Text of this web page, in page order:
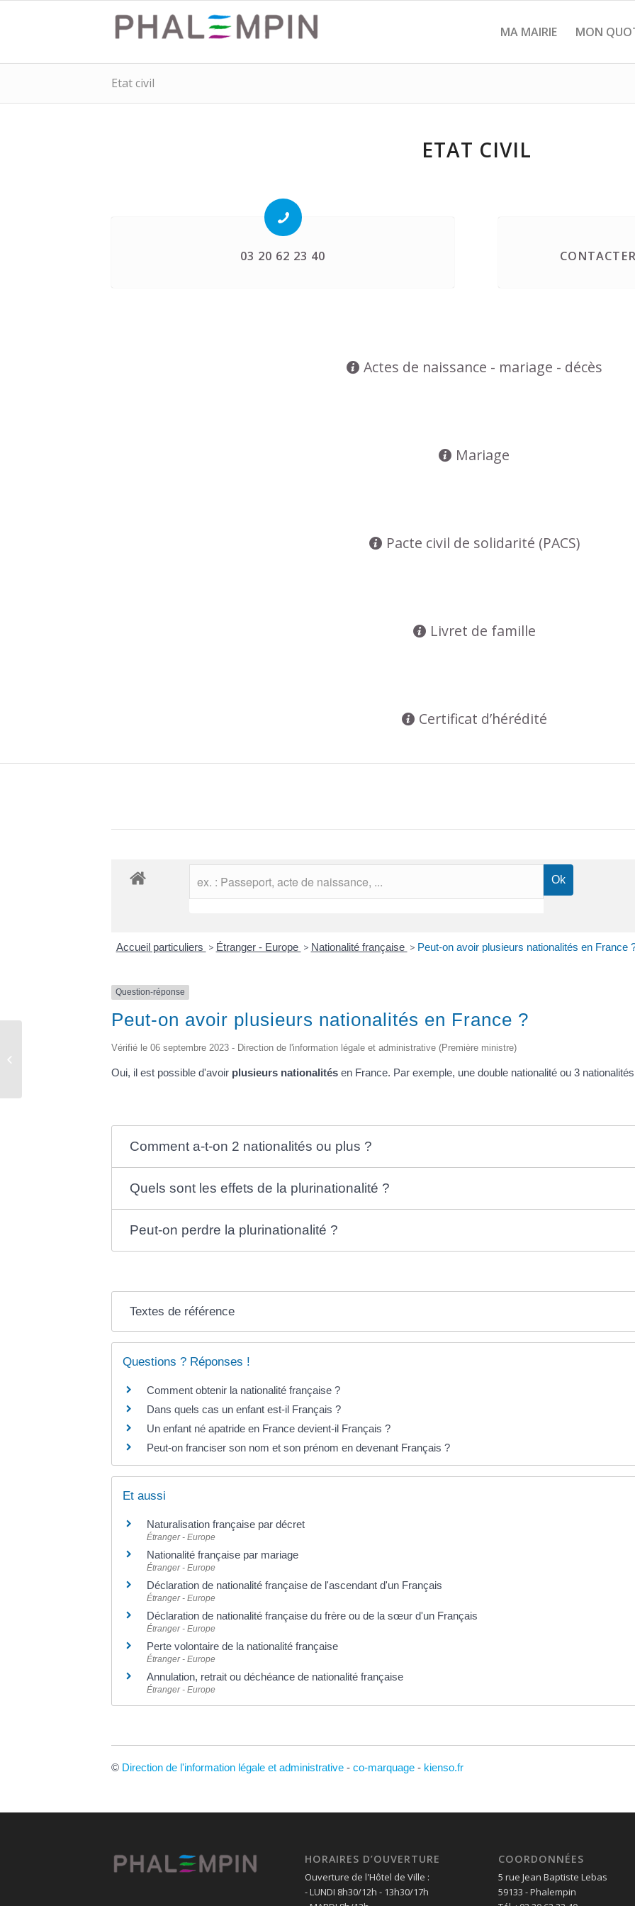
MA MAIRIE MON
Etat civil
ETAT CIVIL
03 20 62 23 40
Actes de naissance - mariage - décès
Mariage
Pacte civil de solidarité (PACS)
Livret de famille
Certificat d’hérédité
Accueil particuliers > Étranger - Europe > Nationalité française > Peut-on avoir plusieurs nationalités en France
Question-réponse
Peut-on avoir plusieurs nationalités en France ?
Vérifié le 06 septembre 2023 - Direction de l'information légale et administrative (Première ministre)
Oui, il est possible d'avoir plusieurs nationalités en France. Par exemple, une double nationalité ou 3
Comment a-t-on 2 nationalités ou plus ?
Quels sont les effets de la plurinationalité ?
Peut-on perdre la plurinationalité ?
Textes de référence
Questions ? Réponses !
Comment obtenir la nationalité française ?
Dans quels cas un enfant est-il Français ?
Un enfant né apatride en France devient-il Français ?
Peut-on franciser son nom et son prénom en devenant Français ?
Et aussi
Naturalisation française par décret
Étranger - Europe
Nationalité française par mariage
Étranger - Europe
Déclaration de nationalité française de l'ascendant d'un Français
Étranger - Europe
Déclaration de nationalité française du frère ou de la sœur d'un Français
Étranger - Europe
Perte volontaire de la nationalité française
Étranger - Europe
Annulation, retrait ou déchéance de nationalité française
Étranger - Europe
© Direction de l'information légale et administrative - co-marquage - kienso.fr
HORAIRES D’OUVERTURE
Ouverture de l'Hôtel de Ville :
- LUNDI 8h30/12h - 13h30/17h
COORDONNÉES
5 rue Jean Baptiste Lebas
59133 - Phalempin